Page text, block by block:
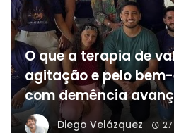
O que a terapia de
agitação e pelo
com demência
Diego Velázquez